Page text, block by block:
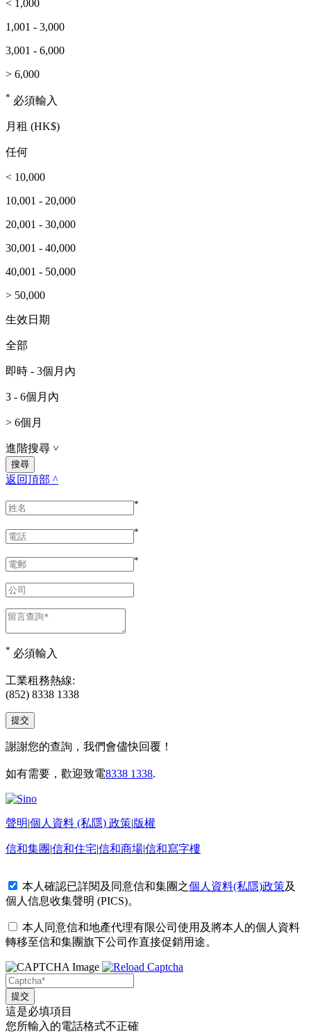
< 1,000
1,001 - 3,000
3,001 - 6,000
> 6,000
* 必須輸入
月租 (HK$)
任何
< 10,000
10,001 - 20,000
20,001 - 30,000
30,001 - 40,000
40,001 - 50,000
> 50,000
生效日期
全部
即時 - 3個月內
3 - 6個月內
> 6個月
進階搜尋 ˅
返回頂部 ^
*
*
*
* 必須輸入
工業租務熱線:
(852) 8338 1338
謝謝您的查詢，我們會儘快回覆！
如有需要，歡迎致電8338 1338.
聲明|個人資料 (私隱) 政策|版權
信和集團|信和住宅|信和商場|信和寫字樓
本人確認已詳閱及同意信和集團之個人資料(私隱)政策及
個人信息收集聲明 (PICS)。
本人同意信和地產代理有限公司使用及將本人的個人資料
轉移至信和集團旗下公司作直接促銷用途。
這是必填項目
您所輸入的電話格式不正確